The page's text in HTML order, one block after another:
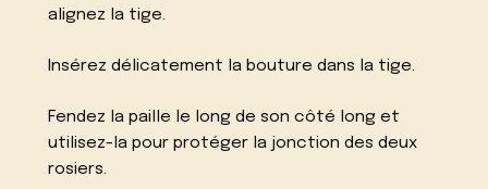
alignez la tige.
Insérez délicatement la bouture dans la tige.
Fendez la paille le long de son côté long et
utilisez-la pour protéger la jonction des deux
rosiers.